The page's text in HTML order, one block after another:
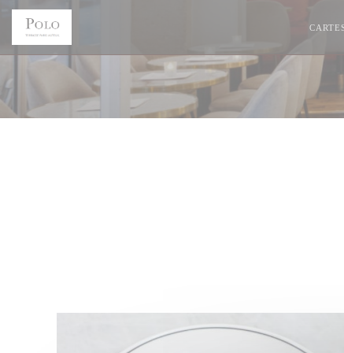
Personnalisation de vos choix en matière de cookies